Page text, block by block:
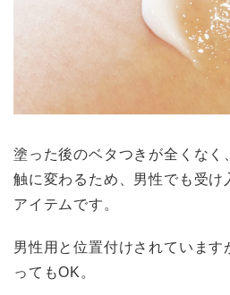
塗った後のベタつきが全くな
触に変わるため、男性でも受け
アイテムです。
男性用と位置付けされていま
ってもOK。